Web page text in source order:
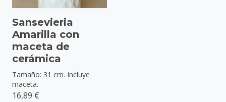
Sansevieria
Amarilla con
maceta de
cerámica
Tamaño: 31 cm. Incluye
maceta.
16,89 €